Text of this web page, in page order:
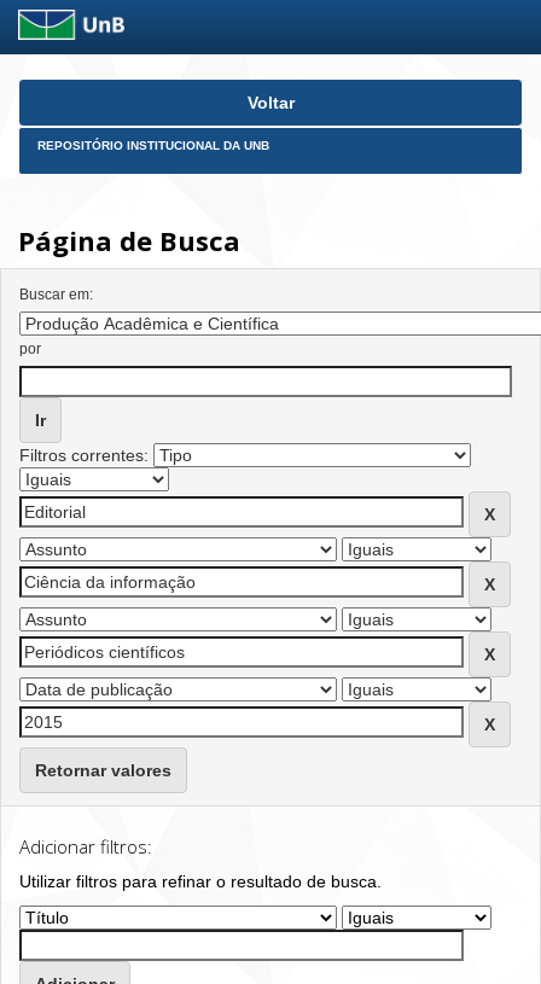
Skip
Voltar
REPOSITÓRIO INSTITUCIONAL DA UNB
Página de Busca
Buscar em:
por
Filtros correntes:
Retornar valores
Adicionar filtros:
Utilizar filtros para refinar o resultado de busca.